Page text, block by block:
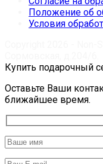
Положение об
Условия
Купить подарочный
Оставьте Ваши
ближайшее время.